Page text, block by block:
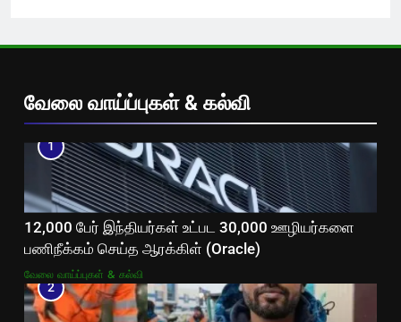
வேலை வாய்ப்புகள் & கல்வி
1
12,000 பேர் இந்தியர்கள் உட்பட 30,000 ஊழியர்களை
பணிநீக்கம் செய்த ஆரக்கிள் (Oracle)
வேலை வாய்ப்புகள் & கல்வி
2